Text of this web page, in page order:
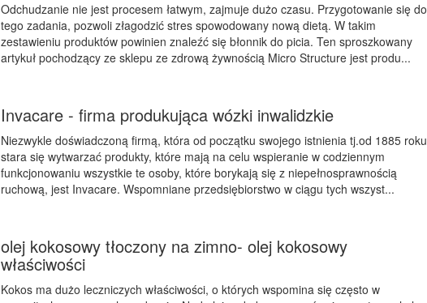
Odchudzanie nie jest procesem łatwym, zajmuje dużo czasu. Przygotowanie się do
tego zadania, pozwoli złagodzić stres spowodowany nową dietą. W takim
zestawieniu produktów powinien znaleźć się błonnik do picia. Ten sproszkowany
artykuł pochodzący ze sklepu ze zdrową żywnością Micro Structure jest produ...
Invacare - firma produkująca wózki inwalidzkie
Niezwykle doświadczoną firmą, która od początku swojego istnienia tj.od 1885 roku
stara się wytwarzać produkty, które mają na celu wspieranie w codziennym
funkcjonowaniu wszystkie te osoby, które borykają się z niepełnosprawnością
ruchową, jest Invacare. Wspomniane przedsiębiorstwo w ciągu tych wszyst...
olej kokosowy tłoczony na zimno- olej kokosowy
właściwości
Kokos ma dużo leczniczych właściwości, o których wspomina się często w